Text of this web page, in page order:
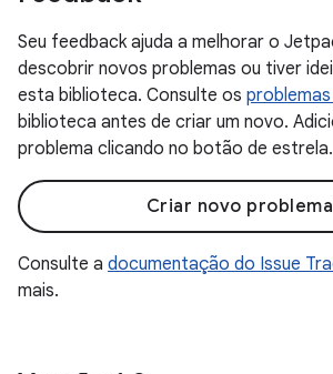
Seu feedback ajuda a melhorar o
descobrir novos problemas ou tiver
esta biblioteca. Consulte os
biblioteca antes de criar um novo.
problema clicando no botão de estrela.
Criar novo problema
Consulte a documentação do Issue
mais.